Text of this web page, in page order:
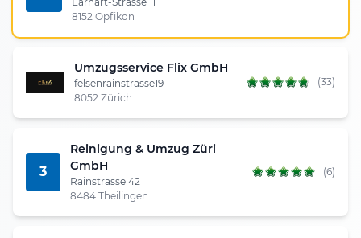
8152 Opfikon
Umzugsservice Flix GmbH
felsenrainstrasse19
8052 Zürich
(33)
3
Reinigung & Umzug Züri
GmbH
Rainstrasse 42
8484 Theilingen
(6)